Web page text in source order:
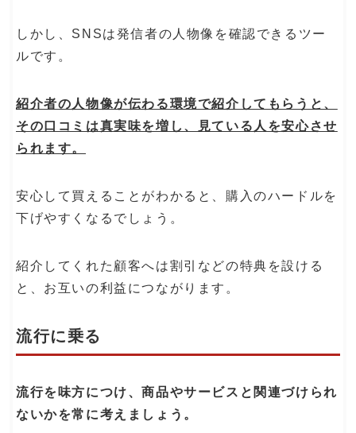
しかし、SNSは発信者の人物像を確認できるツー
ルです。
紹介者の人物像が伝わる環境で紹介してもらうと、
その口コミは真実味を増し、見ている人を安心させ
られます。
安心して買えることがわかると、購入のハードルを
下げやすくなるでしょう。
紹介してくれた顧客へは割引などの特典を設ける
と、お互いの利益につながります。
流行に乗る
流行を味方につけ、商品やサービスと関連づけられ
ないかを常に考えましょう。